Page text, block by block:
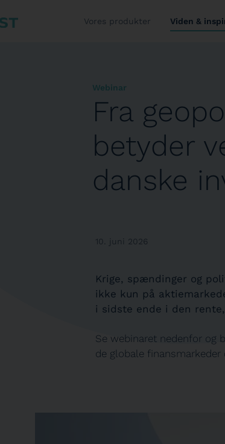
Vores produkter Viden &
Webinar
Fra
betyder
danske
10. juni 2026
Krige, spændinger og
ikke kun på
i sidste ende i den
Se webinaret nedenfor og
de globale